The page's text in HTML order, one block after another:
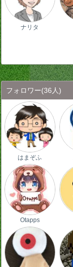
ナリタ
フォロワー(36人)
はまぞふ
Otapps